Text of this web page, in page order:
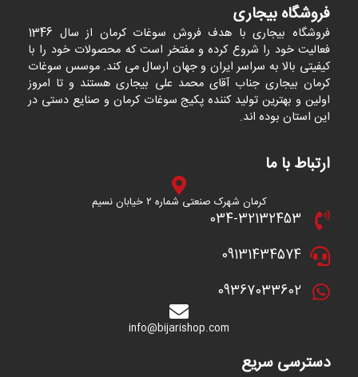
فروشگاه بیجاری
فروشگاه بیجاری با هدف فروش سوغات کرمان از سال 1346
فعالیت خود را شروع کرده و مفتخر است که محصولات خود را با
کیفیتی بالا به سراسر ایران و جهان ارسال می کند. موسس سوغات
کرمان بیجاری جناب آقای محمد علی بیجاری هستند و تا امروز
اولین و بهترین تولید کننده پکیج سوغات کرمان و صنایع دستی در
این استان بوده اند.
ارتباط با ما
کرمان شهرک صنعتی شماره ۲ خیابان نسیم
034-32132453
09131434574
09367033602
info@bijarishop.com
دسترسی سریع